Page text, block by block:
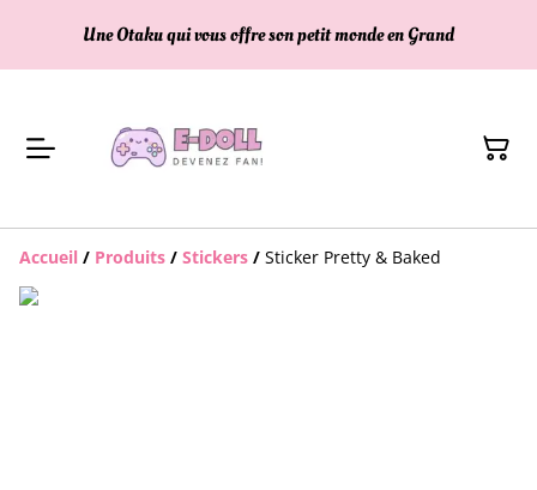
Une Otaku qui vous offre son petit monde en Grand
Accueil / Produits / Stickers / Sticker Pretty & Baked